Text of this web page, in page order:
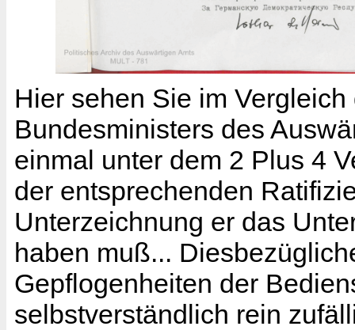
Hier sehen Sie im
Bundesministers des
einmal unter dem 2 Plus 4
der entsprechenden
Unterzeichnung er das
haben muß...
Gepflogenheiten der
selbstverständlich rein